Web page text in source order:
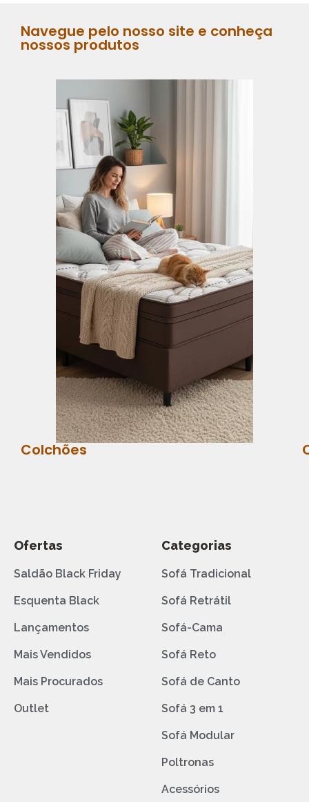
Navegue pelo nosso site e conheça
nossos produtos
Colchões
Ofertas
Saldão Black Friday
Esquenta Black
Lançamentos
Mais Vendidos
Mais Procurados
Outlet
Categorias
Sofá Tradicional
Sofá Retrátil
Sofá-Cama
Sofá Reto
Sofá de Canto
Sofá 3 em 1
Sofá Modular
Poltronas
Acessórios